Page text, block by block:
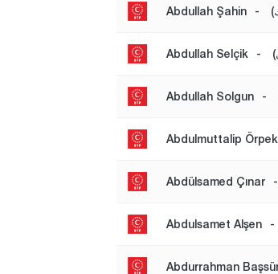
Abdullah Şahin -
Abdullah Selçik -
Abdullah Solgun -
Abdulmuttalip Örpek
Abdülsamed Çınar -
Abdulsamet Alşen -
Abdurrahman